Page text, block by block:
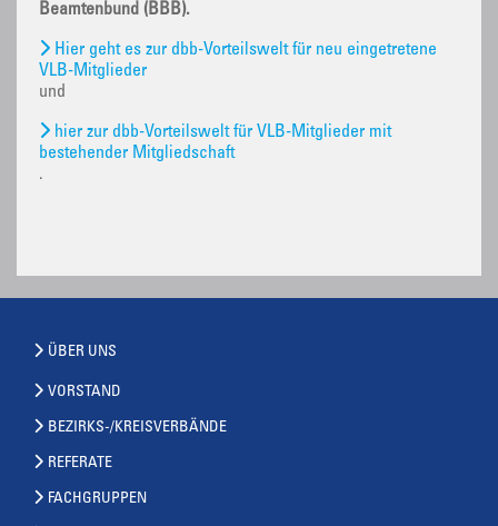
Beamtenbund (BBB).
Hier geht es zur dbb-Vorteilswelt für neu eingetretene
VLB-Mitglieder
und
hier zur dbb-Vorteilswelt für VLB-Mitglieder mit
bestehender Mitgliedschaft
.
ÜBER UNS
VORSTAND
BEZIRKS-/KREISVERBÄNDE
REFERATE
FACHGRUPPEN